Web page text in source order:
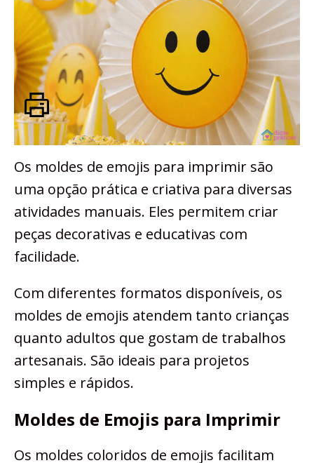
Os moldes de emojis para imprimir são
uma opção prática e criativa para diversas
atividades manuais. Eles permitem criar
peças decorativas e educativas com
facilidade.
Com diferentes formatos disponíveis, os
moldes de emojis atendem tanto crianças
quanto adultos que gostam de trabalhos
artesanais. São ideais para projetos
simples e rápidos.
Moldes de Emojis para Imprimir
Os moldes coloridos de emojis facilitam